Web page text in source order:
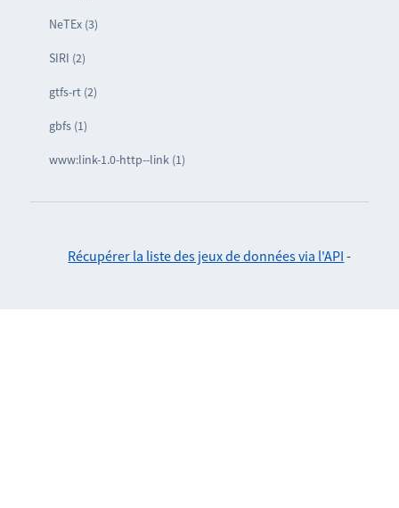
NeTEx (3)
SIRI (2)
gtfs-rt (2)
gbfs (1)
www:link-1.0-http--link (1)
Récupérer la liste des jeux de données via l'API -